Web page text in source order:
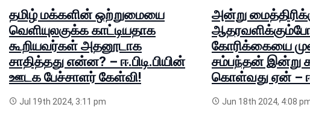
தமிழ் மக்களின் ஒற்றுமையை
வெளியுலகுக்க காட்டியதாக
கூறியவர்கள் அதனூடாக
சாதித்தது என்ன? – ஈ.பிடி.பியின்
ஊடக பேச்சாளர் கேள்வி!
Jul 19th 2024, 3:11 pm
அன்று
கோரிக்கையை
சம்பந்தன் இன்று
கொள்வது ஏன் –
Jun 18th 2024, 4:08